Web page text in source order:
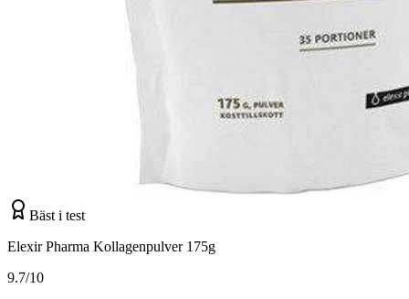
Bäst i test
Elexir Pharma Kollagenpulver 175g
9.7/10